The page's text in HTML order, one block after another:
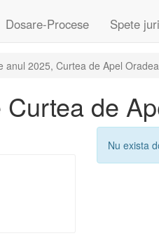
Dosare-Procese Spete
anul 2025, Curtea de Apel
de
Nu exista